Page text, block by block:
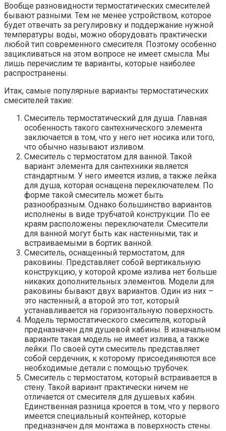
Вообще разновидности термостатических смесителей
бывают разными. Тем не менее устройством, которое
будет отвечать за регулировку и поддержание нужной
температуры воды, можно оборудовать практически
любой тип современного смесителя. Поэтому особенно
зацикливаться на этом вопросе не имеет смысла. Мы
лишь перечислим те варианты, которые наиболее
распространены.
Итак, самые популярные варианты термостатических
смесителей такие:
Смеситель термостатический для душа. Главная
особенность такого сантехнического элемента
заключается в том, что у него нет носика или того,
что обычно называют изливом.
Смеситель с термостатом для ванной. Такой
вариант элемента для сантехники является
стандартным. У него имеется излив, а также лейка
для душа, которая оснащена переключателем. По
форме такой смеситель может быть
разнообразным. Однако большинство вариантов
исполнены в виде трубчатой конструкции. По ее
краям расположены переключатели. Смесители
для ванной могут быть как настенными, так и
встраиваемыми в бортик ванной.
Смеситель, оснащенный термостатом, для
раковины. Представляет собой вертикальную
конструкцию, у которой кроме излива нет больше
никаких дополнительных элементов. Модели для
раковины бывают двух вариантов. Один из них –
это настенный, а второй это тот, который
устанавливается на горизонтальную поверхность.
Модель термостатического смесителя, который
предназначен для душевой кабины. В изначальном
варианте такая модель не имеет излива, а также
лейки. По своей сути смеситель представляет
собой сердечник, к которому присоединяются все
необходимые детали с помощью трубочек.
Смеситель с термостатом, который встраивается в
стену. Такой вариант практически ничем не
отличается от смесителя для душевых кабин.
Единственная разница кроется в том, что у первого
имеется специальный контейнер, которые
предназначен для монтажа в поверхность стены.